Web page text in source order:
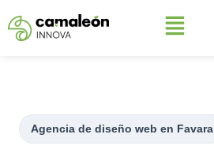
Saltar
Agencia de diseño web en Favara